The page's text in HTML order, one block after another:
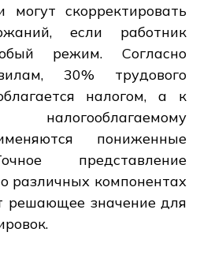
могут скорректировать
если работник
режим. Согласно
30% трудового
налогом, а к
налогооблагаемому
пониженные
представление
различных компонентах
решающее значение для